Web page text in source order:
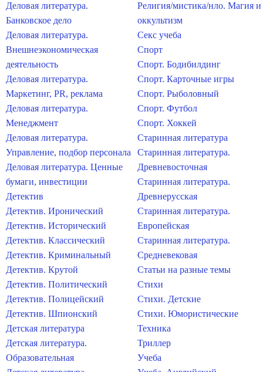
Деловая литература.
Банковское дело
Деловая литература.
Внешнеэкономическая
деятельность
Деловая литература.
Маркетинг, PR, реклама
Деловая литература.
Менеджмент
Деловая литература.
Управление, подбор персонала
Деловая литература. Ценные
бумаги, инвестиции
Детектив
Детектив. Иронический
Детектив. Исторический
Детектив. Классический
Детектив. Криминальный
Детектив. Крутой
Детектив. Политический
Детектив. Полицейский
Детектив. Шпионский
Детская литература
Детская литература.
Образовательная
Религия/мистика/нло. Магия и
оккультизм
Секс учеба
Спорт
Спорт. Бодибилдинг
Спорт. Карточные игры
Спорт. Рыболовный
Спорт. Футбол
Спорт. Хоккей
Старинная литература
Старинная литература.
Древневосточная
Старинная литература.
Древнерусская
Старинная литература.
Европейская
Старинная литература.
Средневековая
Статьи на разные темы
Стихи
Стихи. Детские
Стихи. Юмористические
Техника
Триллер
Учеба